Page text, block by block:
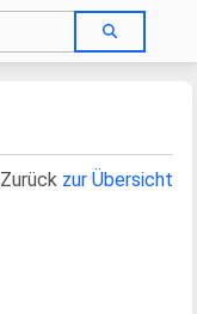
Zurück zur Übersicht